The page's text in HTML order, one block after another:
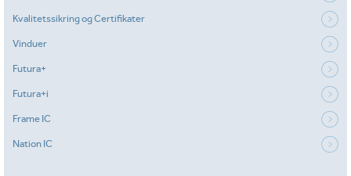
Kvalitetssikring og Certifikater
Vinduer
Futura+
Futura+i
Frame IC
Nation IC